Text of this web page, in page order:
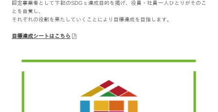
認定事業者として下記のSDGｓ達成目的を掲げ、役員・社員一人ひとりがそのこ
とを自覚し、
それぞれの役割を果たしていくことにより目標達成を目指します。
目標達成シートはこちら